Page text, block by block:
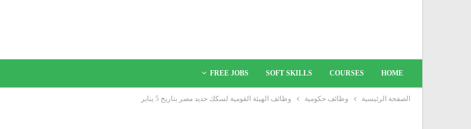
HOME
COURSES
SOFT SKILLS
FREE JOBS
الصفحة الرئيسية وظائف حكومية وظائف الهيئة القومية لسكك حديد مصر بتاريخ 5 يناير